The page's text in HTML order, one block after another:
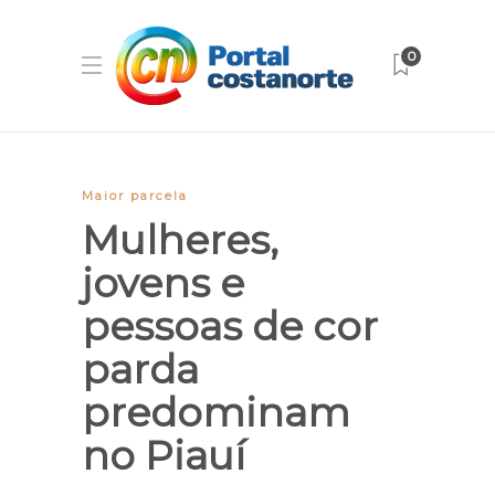
0
Maior parcela
Mulheres,
jovens e
pessoas de cor
parda
predominam
no Piauí